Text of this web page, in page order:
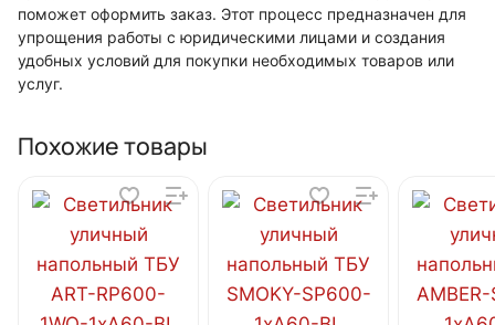
поможет оформить заказ. Этот процесс предназначен для
упрощения работы с юридическими лицами и создания
удобных условий для покупки необходимых товаров или
услуг.
Похожие товары